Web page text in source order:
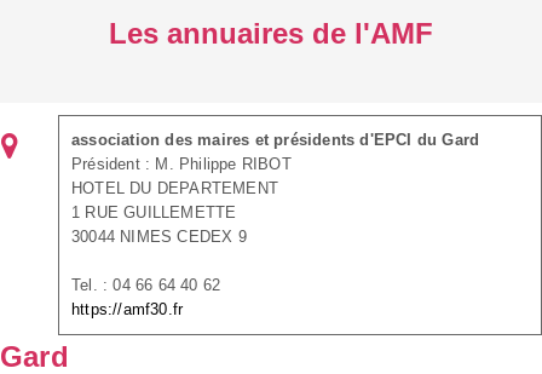
Les annuaires de l'AMF
association des maires et présidents d'EPCI du Gard
Président : M. Philippe RIBOT
HOTEL DU DEPARTEMENT
1 RUE GUILLEMETTE
30044 NIMES CEDEX 9
Tel. : 04 66 64 40 62
https://amf30.fr
Gard